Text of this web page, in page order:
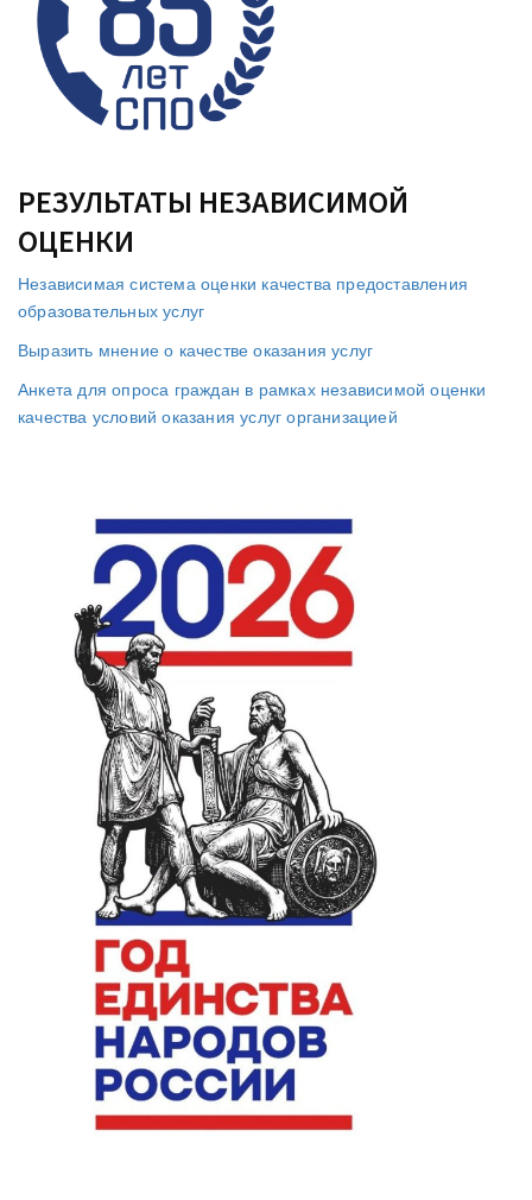
РЕЗУЛЬТАТЫ НЕЗАВИСИМОЙ
ОЦЕНКИ
Независимая система оценки качества предоставления
образовательных услуг
Выразить мнение о качестве оказания услуг
Анкета для опроса граждан в рамках независимой оценки
качества условий оказания услуг организацией